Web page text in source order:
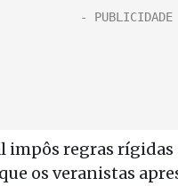
impôs regras
os veranistas